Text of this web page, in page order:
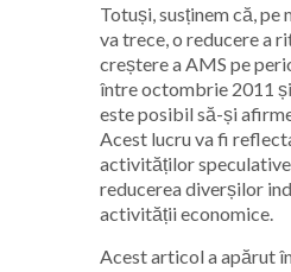
Totuși, susținem că, pe
va trece, o reducere a
creștere a AMS pe
între octombrie 2011
este posibil să-și
Acest lucru va fi
activităților
reducerea diverșilor
activității economice.
Acest articol a apărut